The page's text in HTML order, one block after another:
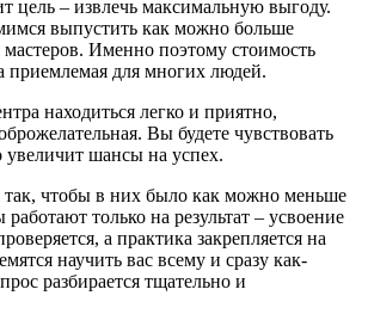
цель – извлечь максимальную выгоду.
выпустить как можно больше
Именно поэтому стоимость
приемлемая для многих людей.
находиться легко и приятно,
Вы будете чувствовать
увеличит шансы на успех.
так, чтобы в них было как можно меньше
только на результат – усвоение
а практика закрепляется на
научить вас всему и сразу как-
разбирается тщательно и